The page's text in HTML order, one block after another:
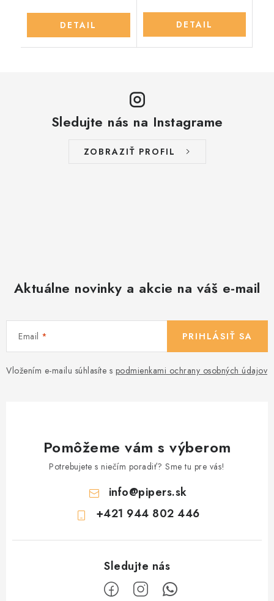
DETAIL DETAIL
Sledujte nás na Instagrame
ZOBRAZIŤ PROFIL
Aktuálne novinky a akcie na váš e-mail
Email
Vložením e-mailu súhlasíte s podmienkami ochrany osobných údajov
PRIHLÁSIŤ SA
Pomôžeme vám s výberom
Potrebujete s niečím poradiť? Sme tu pre vás!
info@pipers.sk
+421 944 802 446